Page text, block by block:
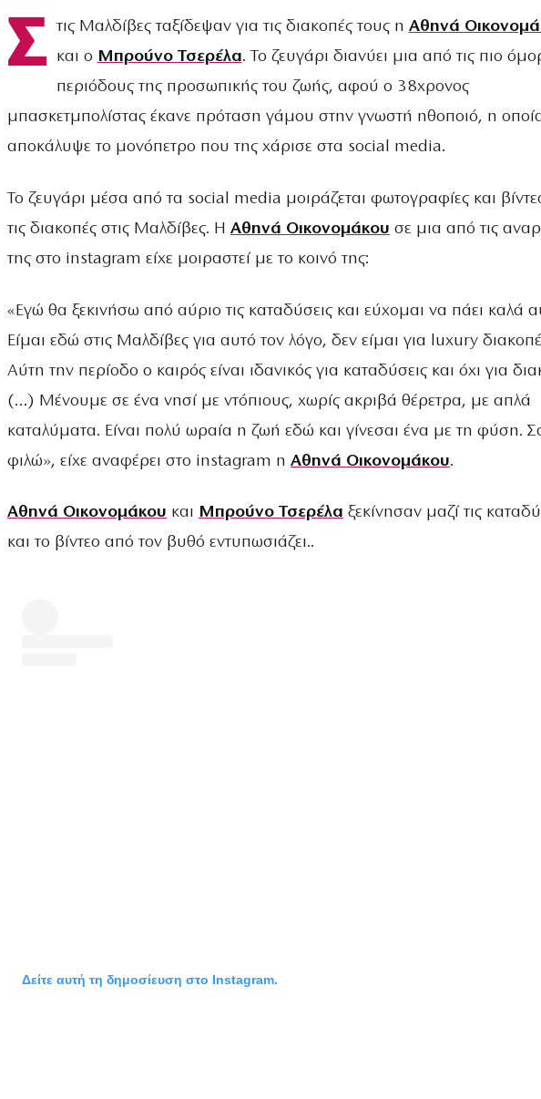
Σ τις Μαλδίβες ταξίδεψαν για τις διακοπές τους η Αθηνά
και ο Μπρούνο Τσερέλα. Το ζευγάρι διανύει μια από τις πιο
περιόδους της προσωπικής του ζωής, αφού ο 38χρονος
μπασκετμπολίστας έκανε πρόταση γάμου στην γνωστή ηθοποιό, η
αποκάλυψε το μονόπετρο που της χάρισε στα social media.
Το ζευγάρι μέσα από τα social media μοιράζεται φωτογραφίες και
τις διακοπές στις Μαλδίβες. Η Αθηνά Οικονομάκου σε μια από τις
της στο instagram είχε μοιραστεί με το κοινό της:
«Εγώ θα ξεκινήσω από αύριο τις καταδύσεις και εύχομαι να πάει καλά
Είμαι εδώ στις Μαλδίβες για αυτό τον λόγο, δεν είμαι για luxury
Αύτη την περίοδο ο καιρός είναι ιδανικός για καταδύσεις και όχι για
(…) Μένουμε σε ένα νησί με ντόπιους, χωρίς ακριβά θέρετρα, με απλά
καταλύματα. Είναι πολύ ωραία η ζωή εδώ και γίνεσαι ένα με τη φύση.
φιλώ», είχε αναφέρει στο instagram η Αθηνά Οικονομάκου.
Αθηνά Οικονομάκου και Μπρούνο Τσερέλα ξεκίνησαν μαζί τις
και το βίντεο από τον βυθό εντυπωσιάζει..
Δείτε αυτή τη δημοσίευση στο Instagram.